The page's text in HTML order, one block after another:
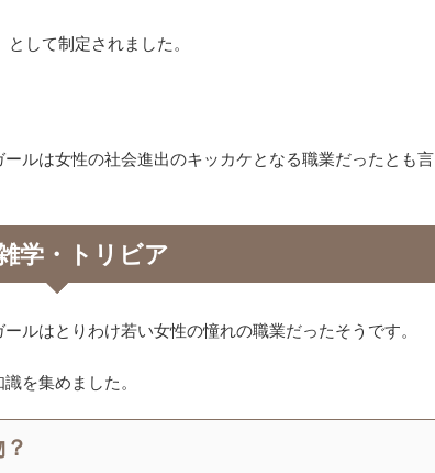
して制定されました。
ルは女性の社会進出のキッカケとなる職業だったとも言
学・トリビア
ルはとりわけ若い女性の憧れの職業だったそうです。
を集めました。